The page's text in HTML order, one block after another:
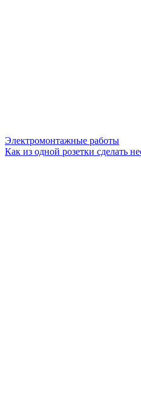
Электромонтажные работы
Как из одной розетки сделать